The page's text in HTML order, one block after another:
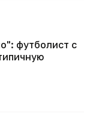
футболист с